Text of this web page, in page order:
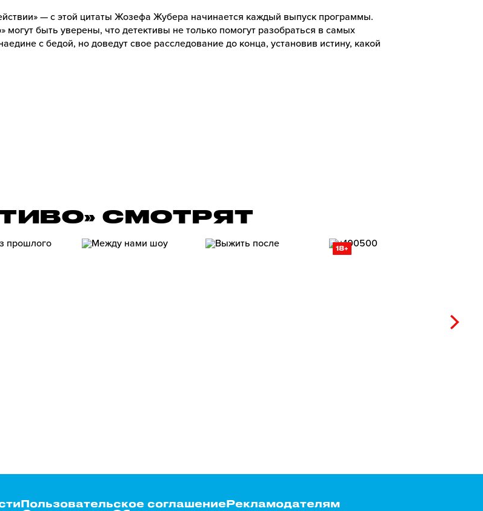
— с этой цитаты Жозефа Жубера начинается каждый выпуск программы.
могут быть уверены, что детективы не только помогут разобраться в самых
с бедой, но доведут свое расследование до конца, установив истину, какой
СМОТРЯТ
18+
Пользовательское соглашениеРекламодателям